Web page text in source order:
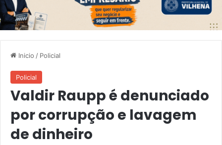
Inicio / Policial
Policial
Valdir Raupp é denunciado
por corrupção e lavagem
de dinheiro